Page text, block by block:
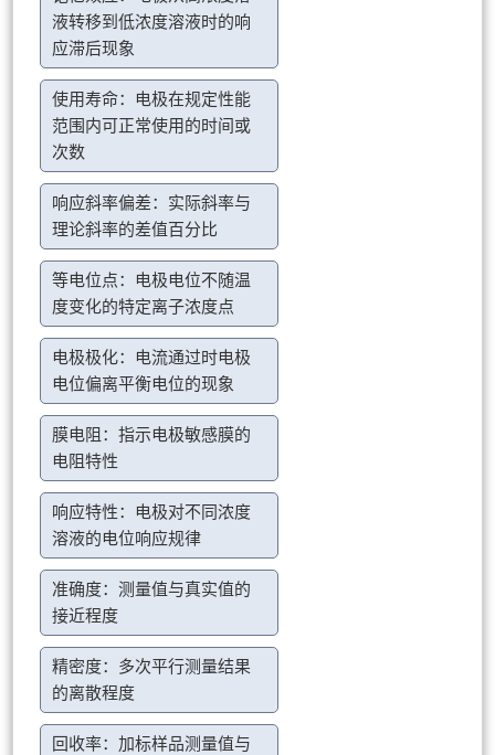
液转移到低浓度溶液时的响
应滞后现象
使用寿命：电极在规定性能
范围内可正常使用的时间或
次数
响应斜率偏差：实际斜率与
理论斜率的差值百分比
等电位点：电极电位不随温
度变化的特定离子浓度点
电极极化：电流通过时电极
电位偏离平衡电位的现象
膜电阻：指示电极敏感膜的
电阻特性
响应特性：电极对不同浓度
溶液的电位响应规律
准确度：测量值与真实值的
接近程度
精密度：多次平行测量结果
的离散程度
回收率：加标样品测量值与